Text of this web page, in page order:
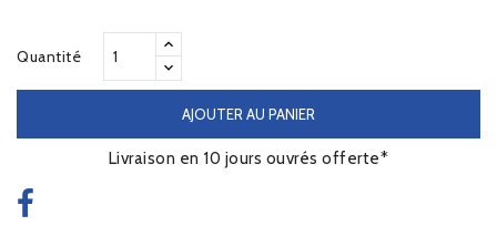
Quantité
AJOUTER AU PANIER
Livraison en 10 jours ouvrés offerte*